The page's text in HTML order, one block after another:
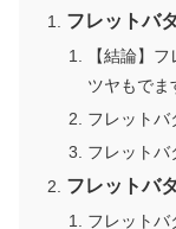
フレットバ
【結論】
ツヤもでま
フレットバ
フレットバ
フレットバ
フレットバ